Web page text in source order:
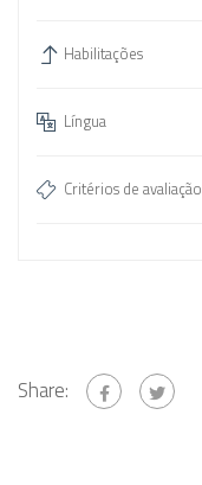
Habilitações
Língua
Critérios de avaliação
Share: